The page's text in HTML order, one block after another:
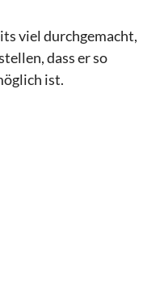
viel durchgemacht,
dass er so
ist.